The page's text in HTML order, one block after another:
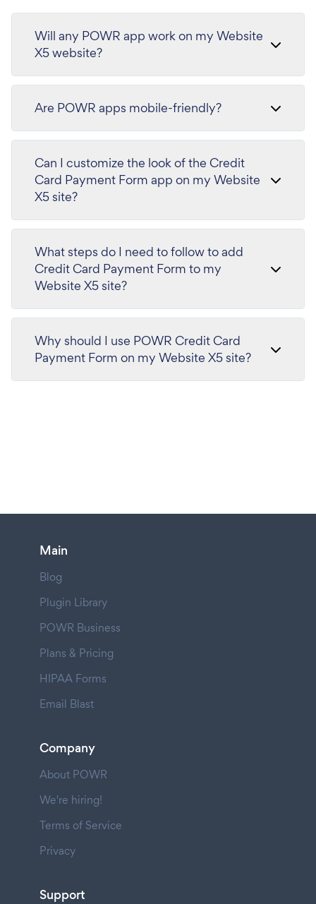
Will any POWR app work on my Website
X5 website?
Are POWR apps mobile-friendly?
Can I customize the look of the Credit
Card Payment Form app on my Website
X5 site?
What steps do I need to follow to add
Credit Card Payment Form to my
Website X5 site?
Why should I use POWR Credit Card
Payment Form on my Website X5 site?
Main
Blog
Plugin Library
POWR Business
Plans & Pricing
HIPAA Forms
Email Blast
Company
About POWR
We're hiring!
Terms of Service
Privacy
Support